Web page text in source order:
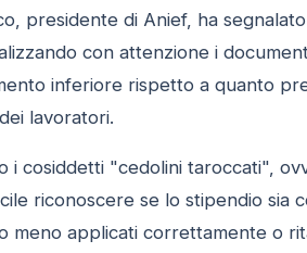
presidente di Anief, ha
con attenzione i
inferiore rispetto a quanto
lavoratori.
i cosiddetti "cedolini taroccati",
riconoscere se lo stipendio sia
applicati correttamente o